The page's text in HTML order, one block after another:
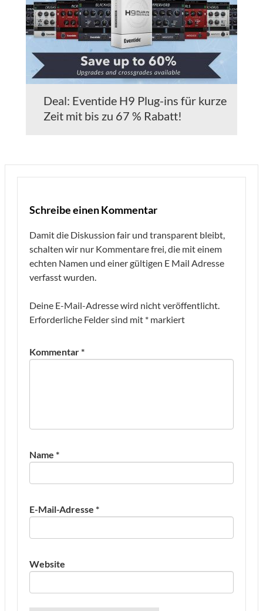
Deal: Eventide H9 Plug-ins für kurze
Zeit mit bis zu 67 % Rabatt!
Schreibe einen Kommentar
Damit die Diskussion fair und transparent bleibt,
schalten wir nur Kommentare frei, die mit einem
echten Namen und einer gültigen E Mail Adresse
verfasst wurden.
Deine E-Mail-Adresse wird nicht veröffentlicht.
Erforderliche Felder sind mit * markiert
Kommentar*
Name *
E-Mail-Adresse *
Website